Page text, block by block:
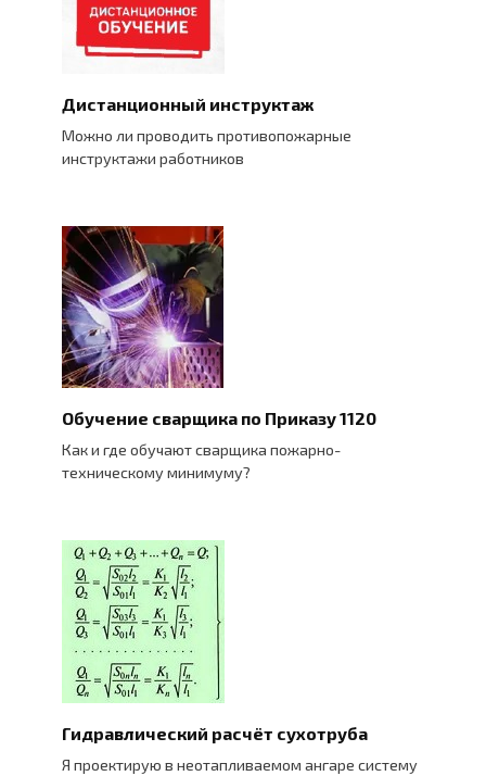
Дистанционный инструктаж
Можно ли проводить противопожарные
инструктажи работников
Обучение сварщика по Приказу 1120
Как и где обучают сварщика пожарно-
техническому минимуму?
Гидравлический расчёт сухотруба
Я проектирую в неотапливаемом ангаре систему